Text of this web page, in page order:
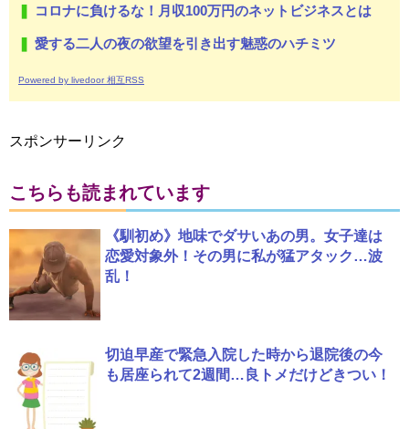
コロナに負けるな！月収100万円のネットビジネスとは
愛する二人の夜の欲望を引き出す魅惑のハチミツ
Powered by livedoor 相互RSS
スポンサーリンク
こちらも読まれています
《馴初め》地味でダサいあの男。女子達は
恋愛対象外！その男に私が猛アタック…波
乱！
切迫早産で緊急入院した時から退院後の今
も居座られて2週間…良トメだけどきつい！